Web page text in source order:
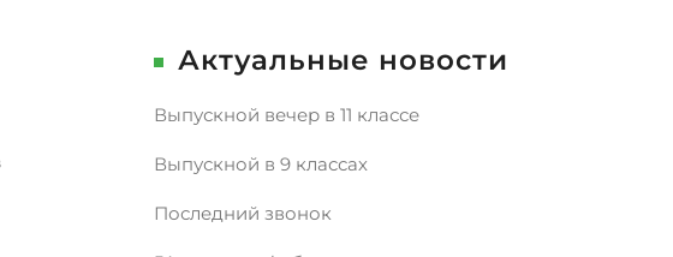
Актуальные новости
Выпускной вечер в 11 классе
Выпускной в 9 классах
Последний звонок